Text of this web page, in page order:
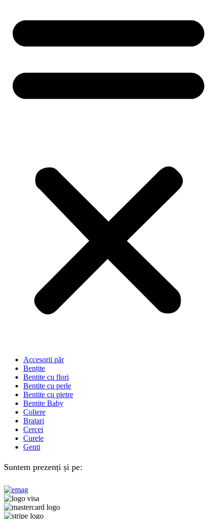
Accesorii păr
Bențite
Bentite cu flori
Bentite cu perle
Bentite cu pietre
Bentite Baby
Coliere
Bratari
Cercei
Curele
Genti
Suntem prezenți și pe: